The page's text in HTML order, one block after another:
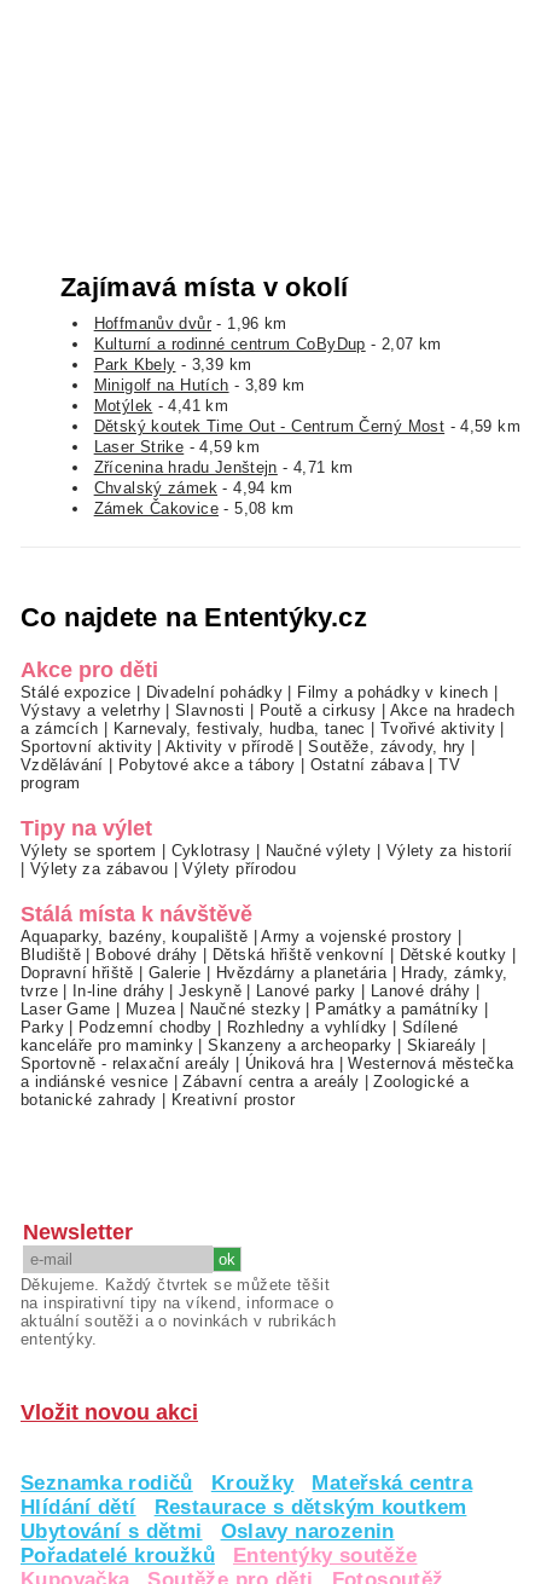
Zajímavá místa v okolí
Hoffmanův dvůr - 1,96 km
Kulturní a rodinné centrum CoByDup - 2,07 km
Park Kbely - 3,39 km
Minigolf na Hutích - 3,89 km
Motýlek - 4,41 km
Dětský koutek Time Out - Centrum Černý Most - 4,59 km
Laser Strike - 4,59 km
Zřícenina hradu Jenštejn - 4,71 km
Chvalský zámek - 4,94 km
Zámek Čakovice - 5,08 km
Co najdete na Ententýky.cz
Akce pro děti
Stálé expozice Divadelní pohádky Filmy a pohádky v kinech
Výstavy a veletrhy|Slavnosti Poutě a cirkusy
Akce na hradech
a zámcích
Karnevaly, festivaly, hudba, tanec Tvořivé aktivity
Sportovní aktivity|Aktivity v přírodě |Soutěže, závody, hry
Vzdělávání
Pobytové akce a tábory Ostatní zábava|TV
program
Tipy na výlet
Výlety se sportem Cyklotrasy Naučné výlety
Výlety za historií
Výlety za zábavou |Výlety přírodou
Stálá místa k návštěvě
Aquaparky, bazény, koupaliště |Army a vojenské prostory
Bludiště
Bobové dráhy Dětská hřiště venkovní Dětské koutky
Dopravní hřiště
Galerie Hvězdárny a planetária|
Hrady, zámky,
tvrze| In-line dráhy |Jeskyně| Lanové parky Lanové dráhy
Laser Game
Muzea| Naučné stezky Památky a památníky
Parky| Podzemní chodby Rozhledny a vyhlídky
Sdílené
kanceláře pro maminky |Skanzeny a archeoparky Skiareály
Sportovně - relaxační areály
Úniková hra|Westernová městečka
a indiánské vesnice |Zábavní centra a areály |Zoologické a
botanické zahrady
Kreativní prostor
Newsletter
Děkujeme. Každý čtvrtek se můžete těšit
na inspirativní tipy na víkend, informace o
aktuální soutěži a o novinkách v rubrikách
ententýky.
Vložit novou akci
Seznamka rodičů Kroužky
Mateřská centra
Hlídání dětí
Restaurace s dětským koutkem
Ubytování s dětmi
Oslavy narozenin
Pořadatelé kroužků
Ententýky soutěže